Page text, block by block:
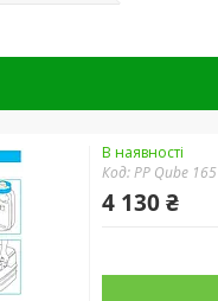
В наявності
Код:PP Qube 165
4 130 ₴